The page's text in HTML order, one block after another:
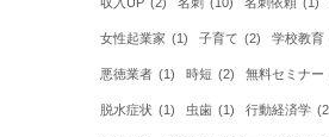
女性起業家 (1) 子育て (2) 学校教育
悪徳業者 (1) 時短 (2) 無料セミナー
脱水症状 (1) 虫歯 (1) 行動経済学